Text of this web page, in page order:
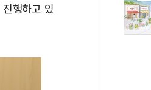
행하고 있